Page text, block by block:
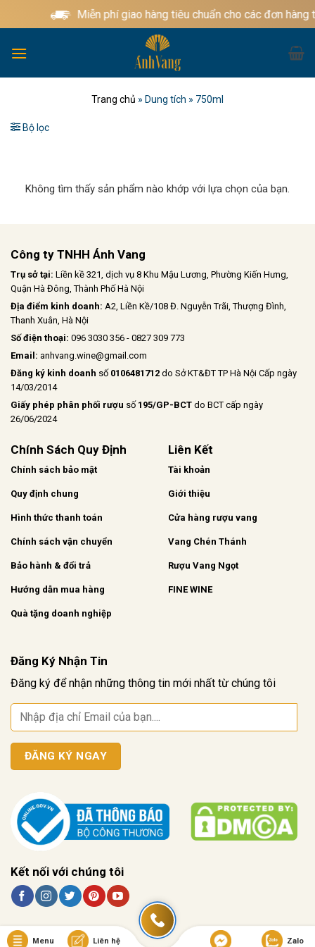
qua
dung
Miễn phí giao hàng tiêu chuẩn cho các đơn hàng
Trang chủ » Dung tích » 750ml
Bộ lọc
Không tìm thấy sản phẩm nào khớp với lựa chọn của bạn.
Công ty TNHH Ánh Vang
Trụ sở tại: Liền kề 321, dịch vụ 8 Khu Mậu Lương, Phường Kiến Hưng,
Quận Hà Đông, Thành Phố Hà Nội
Địa điểm kinh doanh: A2, Liền Kề/108 Đ. Nguyễn Trãi, Thượng Đình,
Thanh Xuân, Hà Nội
Số điện thoại: 096 3030 356 - 0827 309 773
Email: anhvang.wine@gmail.com
Đăng ký kinh doanh số 0106481712 do Sở KT&ĐT TP Hà Nội Cấp ngày
14/03/2014
Giấy phép phân phối rượu số 195/GP-BCT do BCT cấp ngày
26/06/2024
Chính Sách Quy Định
Chính sách bảo mật
Quy định chung
Hình thức thanh toán
Chính sách vận chuyển
Bảo hành & đổi trả
Hướng dẫn mua hàng
Quà tặng doanh nghiệp
Liên Kết
Tài khoản
Giới thiệu
Cửa hàng rượu vang
Vang Chén Thánh
Rượu Vang Ngọt
FINE WINE
Đăng Ký Nhận Tin
Đăng ký để nhận những thông tin mới nhất từ chúng tôi
Kết nối với chúng tôi
Menu Liên hệ Zalo